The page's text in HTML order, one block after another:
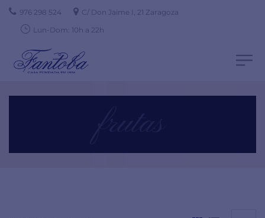
976 298 524
C/ Don Jaime I, 21 Zaragoza
Lun-Dom: 10h a 22h